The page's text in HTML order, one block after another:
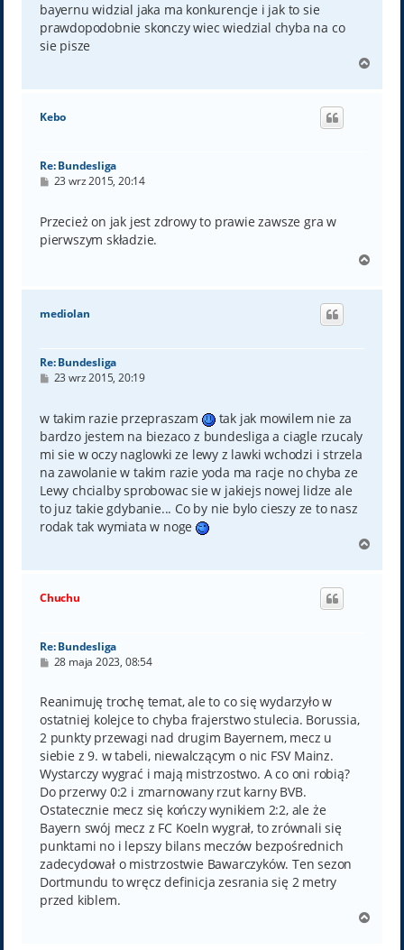
bayernu widzial jaka ma konkurencje i jak to sie
prawdopodobnie skonczy wiec wiedzial chyba na co
sie pisze
g
Kebo
Re: Bundesliga
P
t
23 wrz 2015, 20:14
Przecież on jak jest zdrowy to prawie zawsze gra w
pierwszym składzie.
g
mediolan
Re: Bundesliga
P
t
23 wrz 2015, 20:19
w takim razie przepraszam
tak jak mowilem nie za
bardzo jestem na biezaco z bundesliga a ciagle rzucaly
mi sie w oczy naglowki ze lewy z lawki wchodzi i strzela
na zawolanie w takim razie yoda ma racje no chyba ze
Lewy chcialby sprobowac sie w jakiejs nowej lidze ale
to juz takie gdybanie... Co by nie bylo cieszy ze to nasz
rodak tak wymiata w noge
g
Chuchu
Re: Bundesliga
P
t
28 maja 2023, 08:54
Reanimuję trochę temat, ale to co się wydarzyło w
ostatniej kolejce to chyba frajerstwo stulecia. Borussia,
2 punkty przewagi nad drugim Bayernem, mecz u
siebie z 9. w tabeli, niewalczącym o nic FSV Mainz.
Wystarczy wygrać i mają mistrzostwo. A co oni robią?
Do przerwy 0:2 i zmarnowany rzut karny BVB.
Ostatecznie mecz się kończy wynikiem 2:2, ale że
Bayern swój mecz z FC Koeln wygrał, to zrównali się
punktami no i lepszy bilans meczów bezpośrednich
zadecydował o mistrzostwie Bawarczyków. Ten sezon
Dortmundu to wręcz definicja zesrania się 2 metry
przed kiblem.